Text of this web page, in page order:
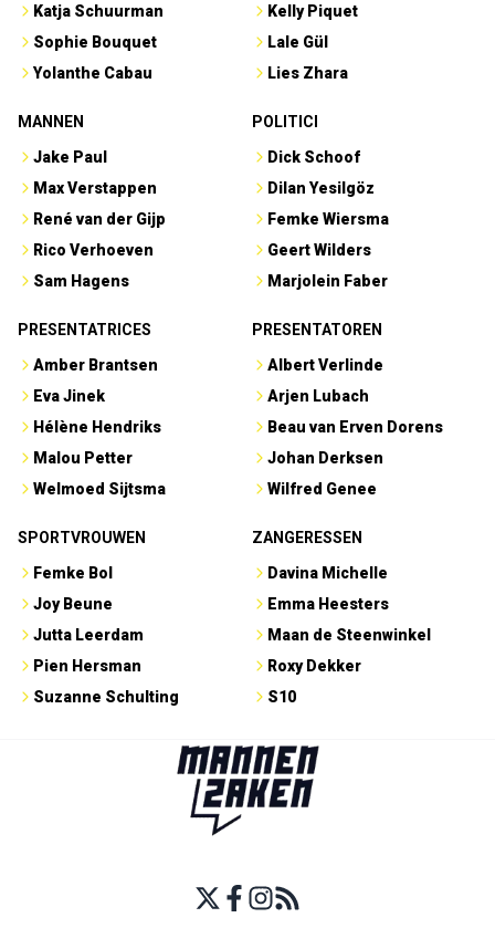
Katja Schuurman
Sophie Bouquet
Yolanthe Cabau
Kelly Piquet
Lale Gül
Lies Zhara
MANNEN
Jake Paul
Max Verstappen
René van der Gijp
Rico Verhoeven
Sam Hagens
POLITICI
Dick Schoof
Dilan Yesilgöz
Femke Wiersma
Geert Wilders
Marjolein Faber
PRESENTATRICES
Amber Brantsen
Eva Jinek
Hélène Hendriks
Malou Petter
Welmoed Sijtsma
PRESENTATOREN
Albert Verlinde
Arjen Lubach
Beau van Erven Dorens
Johan Derksen
Wilfred Genee
SPORTVROUWEN
Femke Bol
Joy Beune
Jutta Leerdam
Pien Hersman
Suzanne Schulting
ZANGERESSEN
Davina Michelle
Emma Heesters
Maan de Steenwinkel
Roxy Dekker
S10